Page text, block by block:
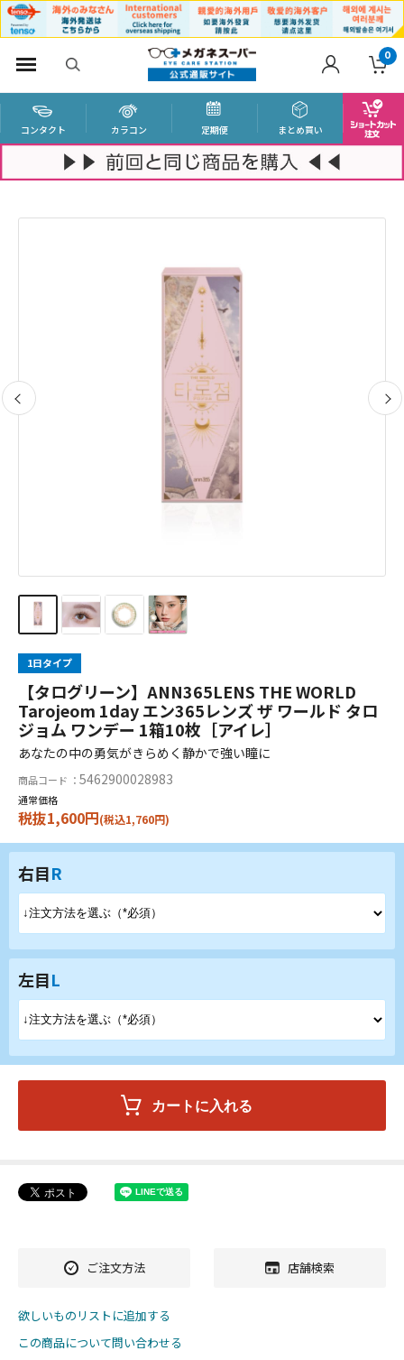
0
コンタクト カラコン 定期便 まとめ買い
1日タイプ
【タログリーン】ANN365LENS THE WORLD
Tarojeom 1day エン365レンズ ザ ワールド タロ
ジョム ワンデー 1箱10枚［アイレ］
あなたの中の勇気がきらめく静かで強い瞳に
商品コード ： 5462900028983
通常価格
税抜1,600円(税込1,760円)
右目R
左目L
ご注文方法 店舗検索
欲しいものリストに追加する
この商品について問い合わせる